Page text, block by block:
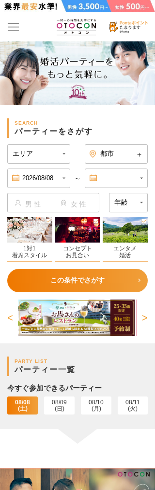
SEARCH
パーティーをさがす
～
男 性 女 性
1対1
着席スタイル
コンセプト
お見合い
エンタメ
婚活
この条件でさがす
PARTY LIST
パーティー一覧
今すぐ参加できるパーティー
08/08
(土)
08/09
(日)
08/10
(月)
08/11
(火)